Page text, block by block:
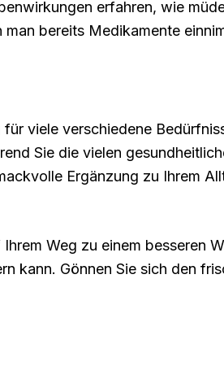
erfahren, wie
bereits Medikamente
viele verschiedene
Sie die vielen
Ergänzung zu Ihrem
Weg zu einem besseren
kann. Gönnen Sie sich den